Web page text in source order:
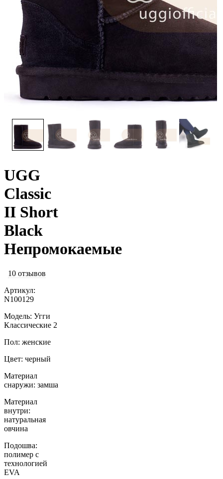
UGG
Classic
II Short
Black
Непромокаемые
10 отзывов
Артикул:
N100129
Модель: Угги
Классические 2
Пол: женские
Цвет: черный
Материал
снаружи: замша
Материал
внутри:
натуральная
овчина
Подошва:
полимер с
технологией
EVA